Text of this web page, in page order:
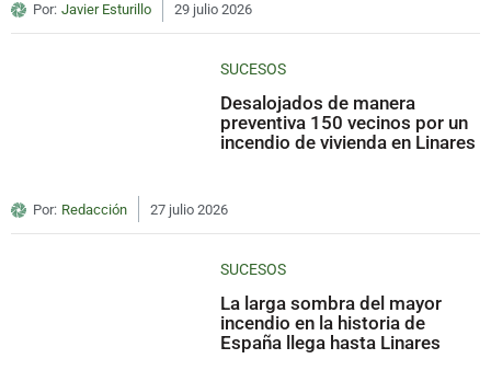
Por: Javier Esturillo 29 julio 2026
SUCESOS
Desalojados de manera
preventiva 150 vecinos por un
incendio de vivienda en Linares
Por: Redacción 27 julio 2026
SUCESOS
La larga sombra del mayor
incendio en la historia de
España llega hasta Linares